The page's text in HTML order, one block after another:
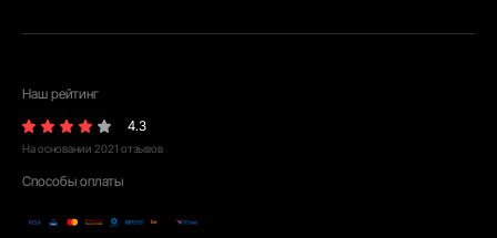
Наш рейтинг
4.3
На основании 2021 отзывов
Способы оплаты